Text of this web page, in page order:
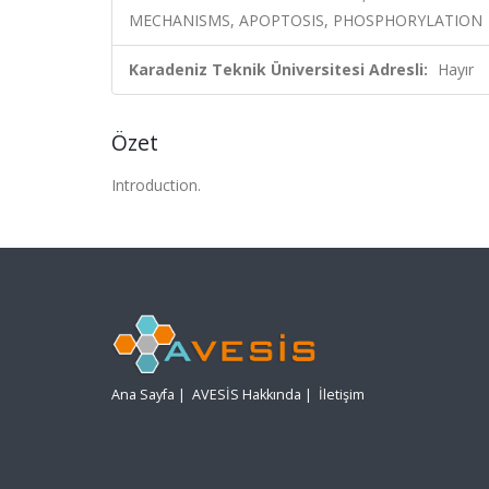
MECHANISMS, APOPTOSIS, PHOSPHORYLATION
Karadeniz Teknik Üniversitesi Adresli: Hayır
Özet
Introduction.
Ana Sayfa | AVESİS Hakkında | İletişim